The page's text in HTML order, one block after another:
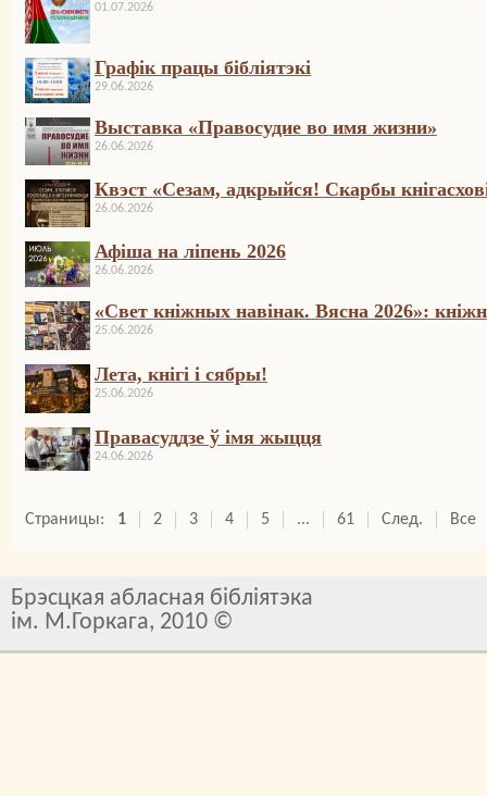
01.07.2026
Графік працы бібліятэкі
29.06.2026
Выставка «Правосудие во имя жизни»
26.06.2026
Квэст «Сезам, адкрыйся! Скарбы
26.06.2026
Афіша на ліпень 2026
26.06.2026
«Свет кніжных навінак. Вясна 2026»:
25.06.2026
Лета, кнігі і сябры!
25.06.2026
Правасуддзе ў імя жыцця
24.06.2026
Страницы: 1 2 3 4 5 ... 61 След. Все
Брэсцкая абласная бібліятэка
ім. М.Горкага, 2010 ©